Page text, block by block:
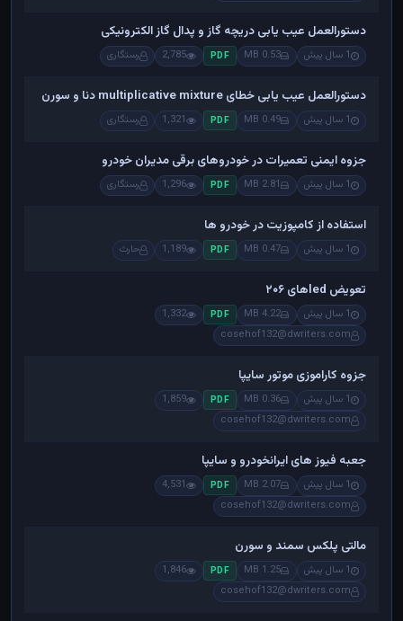
دستورالعمل عیب یابی دریچه گاز و پدال گاز الکترونیکی
1 سال پیش 0.53 MB
PDF
2,785 رستگاری
دستورالعمل عیب یابی خطای multiplicative mixture دنا و سورن
1 سال پیش 0.49 MB
PDF
1,321 رستگاری
جزوه ایمنی تعمیرات در خودروهای برقی مدیران خودرو
1 سال پیش 2.81 MB
PDF
1,296 رستگاری
استفاده از کامپوزیت در خودرو ها
1 سال پیش 0.47 MB
PDF
1,189 حارث
تعویض ledهای ۲۰۶
1 سال پیش 4.22 MB
PDF
1,332
cosehof132@dwriters.com
جزوه کاراموزی موتور سایپا
1 سال پیش 0.36 MB
PDF
1,859
cosehof132@dwriters.com
جعبه فیوز های ایرانخودرو و سایپا
1 سال پیش 2.07 MB
PDF
4,531
cosehof132@dwriters.com
مالتی پلکس سمند و سورن
1 سال پیش 1.25 MB
PDF
1,846
cosehof132@dwriters.com